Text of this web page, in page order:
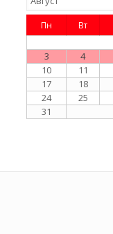
Пн Вт
3
4
10
11
17
18
24
25
31